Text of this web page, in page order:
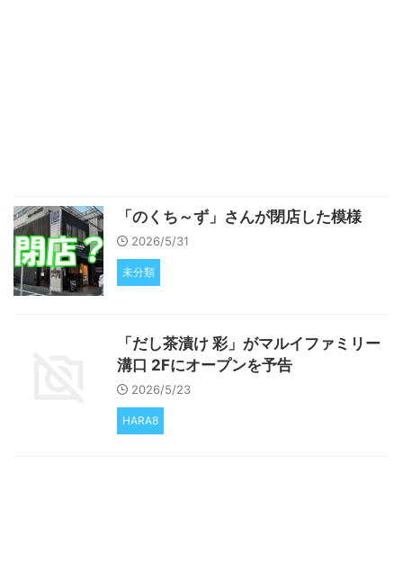
「のくち～ず」さんが閉店した模様
2026/5/31
未分類
「だし茶漬け 彩」がマルイファミリー
溝口 2Fにオープンを予告
2026/5/23
HARA8